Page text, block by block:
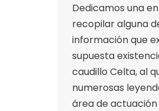
Dedicamos una
recopilar alguna
información que
supuesta
caudillo Celta, al
numerosas
área de